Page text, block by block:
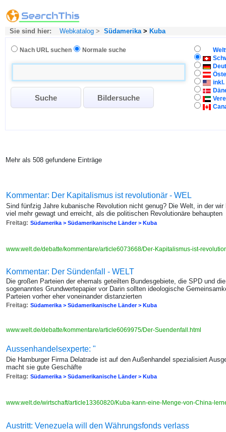
Sie sind hier: Webkatalog > Südamerika> Kuba
Nach URL suchen Normale suche
inkl.
Mehr als 508 gefundene Einträge
Kommentar: Der Kapitalismus ist revolutionär - WEL
Sind fünfzig Jahre kubanische Revolution nicht genug? Die Welt, in der
viel mehr gewagt und erreicht, als die politischen Revolutionäre behaupten
Freitag: Südamerika > Südamerikanische Länder > Kuba
www.welt.de/debatte/kommentare/article6073668/Der-Kapitalismus-ist-
Kommentar: Der Sündenfall - WELT
Die großen Parteien der ehemals geteilten Bundesgebiete, die SPD und
sogenanntes Grundwertepapier vor Darin sollten ideologische
Parteien vorher eher voneinander distanzierten
Freitag: Südamerika > Südamerikanische Länder > Kuba
www.welt.de/debatte/kommentare/article6069975/Der-Suendenfall.html
Aussenhandelsexperte: "
Die Hamburger Firma Delatrade ist auf den Außenhandel spezialisiert
macht sie gute Geschäfte
Freitag: Südamerika > Südamerikanische Länder > Kuba
www.welt.de/wirtschaft/article13360820/Kuba-kann-eine-Menge-von-China-
Austritt: Venezuela will den Währungsfonds verlass